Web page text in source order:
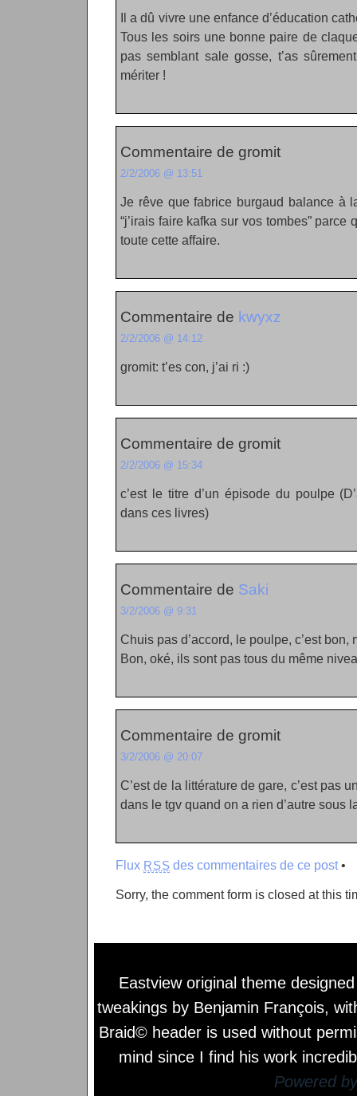
Il a dû vivre une enfance d’éducation
Tous les soirs une bonne paire de
pas semblant sale gosse, t’as
mériter !
Commentaire de gromit
2/2/2006 @ 13:51
Je rêve que fabrice burgaud balance à
“j’irais faire kafka sur vos tombes”
toute cette affaire.
Commentaire de kwyxz
2/2/2006 @ 14:12
gromit: t’es con, j’ai ri :)
Commentaire de gromit
2/2/2006 @ 15:34
c’est le titre d’un épisode du poulpe
dans ces livres)
Commentaire de Saki
3/2/2006 @ 9:31
Chuis pas d’accord, le poulpe, c’est bon,
Bon, oké, ils sont pas tous du même
Commentaire de gromit
3/2/2006 @ 20:07
C’est de la littérature de gare, c’est pas
dans le tgv quand on a rien d’autre sous
Flux RSS des commentaires de ce post•
Sorry, the comment form is closed at this
Eastview original theme
tweakings by Benjamin François,
Braid© header is used without
mind since I find his work
Powered